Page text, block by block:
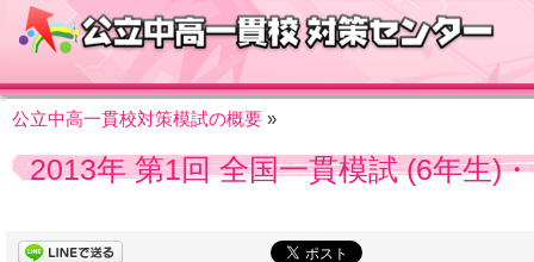
公立中高一貫校対策模試の概要 »
2013年 第1回 全国一貫模試 (6年生)